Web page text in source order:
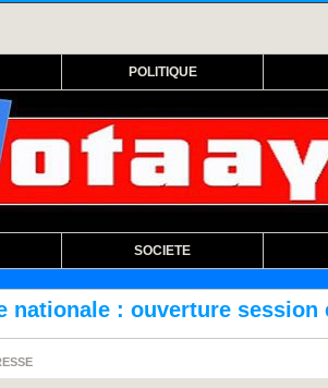
POLITIQUE
SOCIETE
session extraordinaire